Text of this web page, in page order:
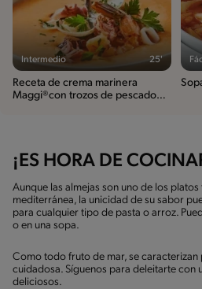
Intermedio 25'
Receta de crema marinera
Maggi®con trozos de pescado
¡ES HORA DE
Aunque las almejas son uno de los
mediterránea, la unicidad de su sabor
para cualquier tipo de pasta o arroz.
o en una sopa.
Como todo fruto de mar, se
cuidadosa. Síguenos para deleitarte con
deliciosos.